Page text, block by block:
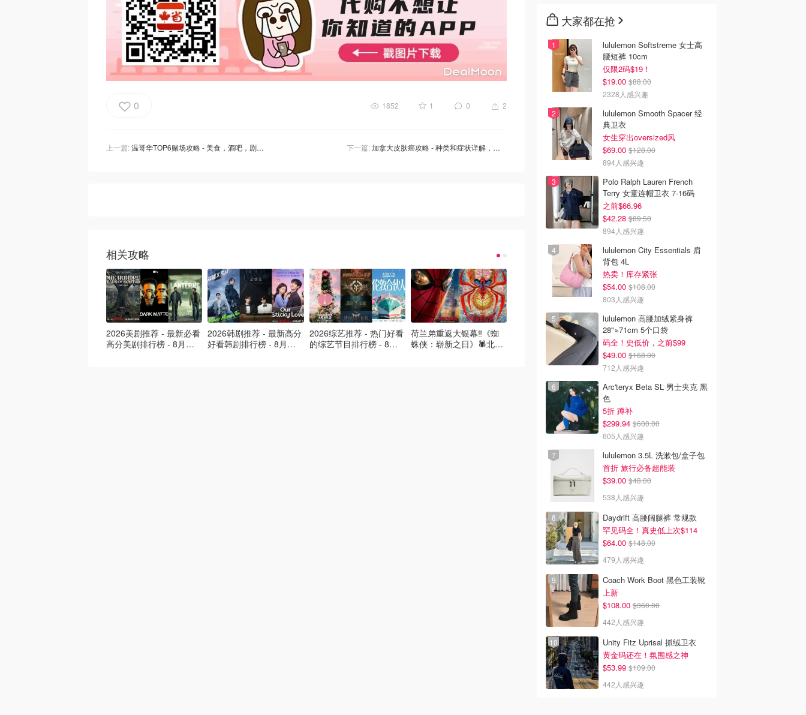
0 1852 1 0 2
上一篇:温哥华TOP6赌场攻略 - 美食，酒吧，剧院，音乐表演应有尽有，解锁本地度假村！ 下一篇:加拿大皮肤癌攻略 - 种类和症状详解，高风险人群特征，如何治疗，降低患癌方法！
相关攻略
2026美剧推荐 - 最新必看
高分美剧排行榜 - 8月最
2026韩剧推荐 - 最新高分
好看韩剧排行榜 - 8月最
2026综艺推荐 - 热门好看
的综艺节目排行榜 - 8月
荷兰弟重返大银幕‼️《蜘
蛛侠：崭新之日》🕷️北美
2026韩国电影推荐 | 最新
好看的韩国电影排行榜，
必看盘点！8月最新！(持
2026美国即将上映电影推
荐 - 万众期待的热门大片
- 8月最新: 《末世行者》
大家都在抢
lululemon Softstreme 女士高
腰短裤 10cm
仅限2码$19！
$19.00 $88.00
2328人感兴趣
lululemon Smooth Spacer 经
典卫衣
女生穿出oversized风
$69.00 $128.00
894人感兴趣
Polo Ralph Lauren French
Terry 女童连帽卫衣 7-16码
之前$66.96
$42.28 $89.50
894人感兴趣
lululemon City Essentials 肩
背包 4L
热卖！库存紧张
$54.00 $108.00
803人感兴趣
lululemon 高腰加绒紧身裤
28"≈71cm 5个口袋
码全！史低价，之前$99
$49.00 $168.00
712人感兴趣
Arc'teryx Beta SL 男士夹克 黑
色
5折 蹲补
$299.94 $600.00
605人感兴趣
lululemon 3.5L 洗漱包/盒子包
首折 旅行必备超能装
$39.00 $48.00
538人感兴趣
Daydrift 高腰阔腿裤 常规款
罕见码全！真史低上次$114
$64.00 $148.00
479人感兴趣
Coach Work Boot 黑色工装靴
上新
$108.00 $360.00
442人感兴趣
Unity Fitz Uprisal 抓绒卫衣
黄金码还在！氛围感之神
$53.99 $109.00
442人感兴趣